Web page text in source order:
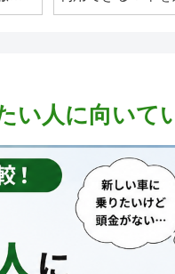
い人に向いて